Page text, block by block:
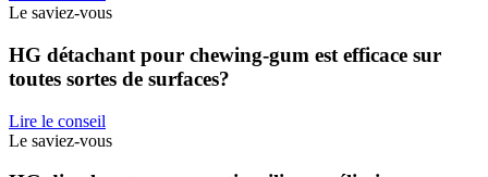
Le saviez-vous
HG détachant pour chewing-gum est efficace sur
toutes sortes de surfaces?
Lire le conseil
Le saviez-vous